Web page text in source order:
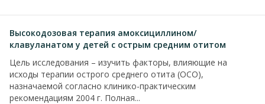
Высокодозовая терапия амоксициллином/
клавуланатом у детей с острым средним отитом
Цель исследования – изучить факторы, влияющие на
исходы терапии острого среднего отита (ОСО),
назначаемой согласно клинико-практическим
рекомендациям 2004 г. Полная...